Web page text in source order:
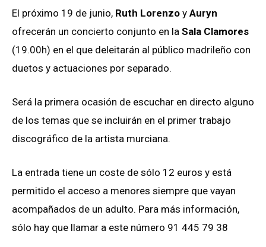
El próximo 19 de junio, Ruth Lorenzo y Auryn
ofrecerán un concierto conjunto en la Sala Clamores
(19.00h) en el que deleitarán al público madrileño con
duetos y actuaciones por separado.
Será la primera ocasión de escuchar en directo alguno
de los temas que se incluirán en el primer trabajo
discográfico de la artista murciana.
La entrada tiene un coste de sólo 12 euros y está
permitido el acceso a menores siempre que vayan
acompañados de un adulto. Para más información,
sólo hay que llamar a este número 91 445 79 38